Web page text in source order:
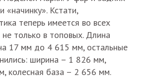
«начинку». Кстати,
теперь имеется во всех
не только в топовых. Длина
17 мм до 4 615 мм, остальные
ширина – 1 826 мм,
колесная база – 2 656 мм.